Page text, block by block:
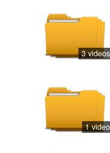
3 videos
1 video